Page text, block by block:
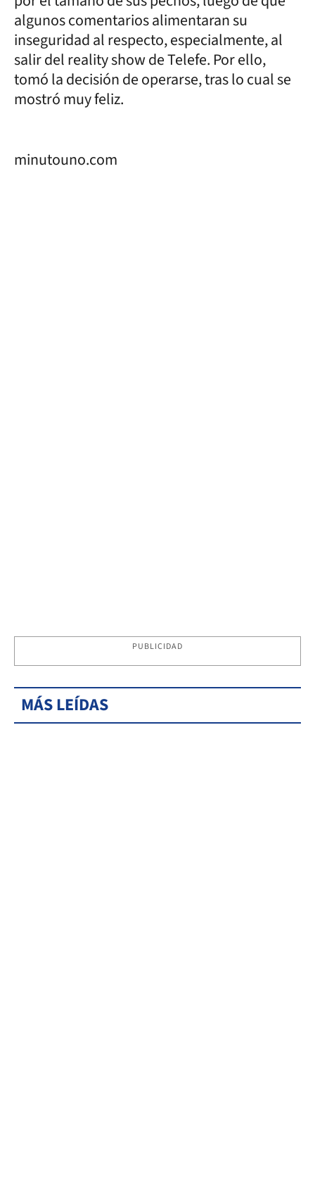
algunos comentarios alimentaran su
inseguridad al respecto, especialmente, al
salir del reality show de Telefe. Por ello,
tomó la decisión de operarse, tras lo cual se
mostró muy feliz.
minutouno.com
PUBLICIDAD
MÁS LEÍDAS